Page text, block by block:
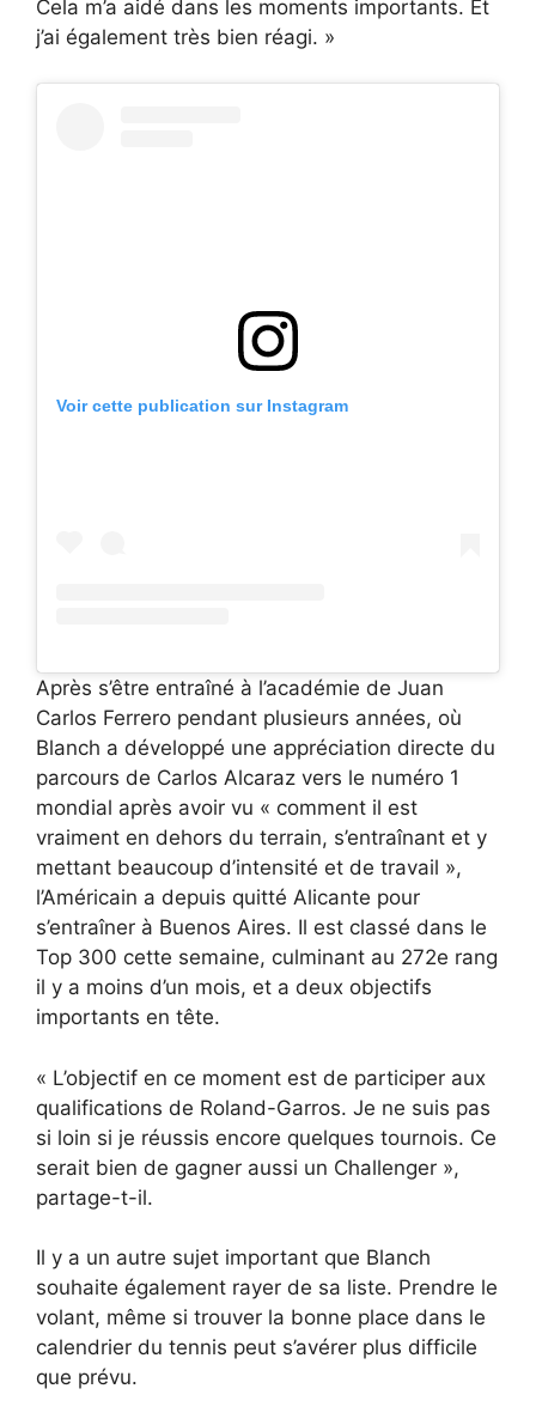
Cela m’a aidé dans les moments importants. Et
j’ai également très bien réagi. »
Voir cette publication sur Instagram
Après s’être entraîné à l’académie de Juan
Carlos Ferrero pendant plusieurs années, où
Blanch a développé une appréciation directe du
parcours de Carlos Alcaraz vers le numéro 1
mondial après avoir vu « comment il est
vraiment en dehors du terrain, s’entraînant et y
mettant beaucoup d’intensité et de travail »,
l’Américain a depuis quitté Alicante pour
s’entraîner à Buenos Aires. Il est classé dans le
Top 300 cette semaine, culminant au 272e rang
il y a moins d’un mois, et a deux objectifs
importants en tête.
« L’objectif en ce moment est de participer aux
qualifications de Roland-Garros. Je ne suis pas
si loin si je réussis encore quelques tournois. Ce
serait bien de gagner aussi un Challenger »,
partage-t-il.
Il y a un autre sujet important que Blanch
souhaite également rayer de sa liste. Prendre le
volant, même si trouver la bonne place dans le
calendrier du tennis peut s’avérer plus difficile
que prévu.